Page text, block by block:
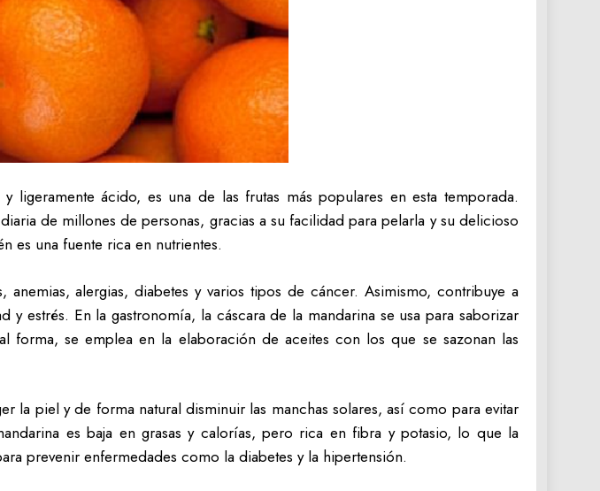
ligeramente ácido, es una de las frutas más populares en esta temporada.
de millones de personas, gracias a su facilidad para pelarla y su delicioso
es una fuente rica en nutrientes.
alergias, diabetes y varios tipos de cáncer. Asimismo, contribuye a
estrés. En la gastronomía, la cáscara de la mandarina se usa para saborizar
forma, se emplea en la elaboración de aceites con los que se sazonan las
la piel y de forma natural disminuir las manchas solares, así como para evitar
es baja en grasas y calorías, pero rica en fibra y potasio, lo que la
prevenir enfermedades como la diabetes y la hipertensión.